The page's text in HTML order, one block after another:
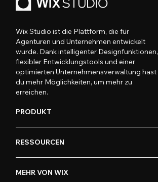
Wix Studio ist die Plattform, die für
Agenturen und Unternehmen entwickelt
wurde. Dank intelligenter Designfunktionen,
flexibler Entwicklungstools und einer
optimierten Unternehmensverwaltung hast
du mehr Möglichkeiten, um mehr zu
erreichen.
PRODUKT
RESSOURCEN
MEHR VON WIX